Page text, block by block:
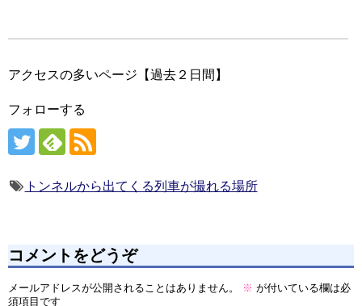
アクセスの多いページ【過去２日間】
フォローする
トンネルから出てくる列車が撮れる場所
コメントをどうぞ
メールアドレスが公開されることはありません。 ※ が付いている欄は必
須項目です